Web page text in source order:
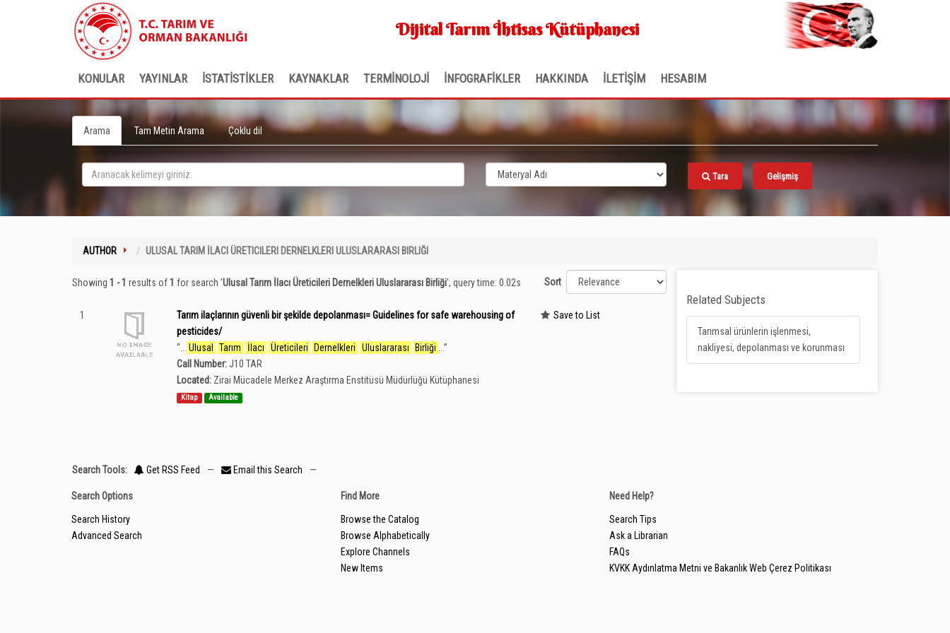
Dijital Tarım İhtisas Kütüphanesi
KONULAR YAYINLAR İSTATİSTİKLER KAYNAKLAR TERMİNOLOJİ İNFOGRAFİKLER HAKKINDA İLETİŞİM HESABIM
Arama Tam Metin Arama Çoklu dil
Tara Gelişmiş
AUTHOR ULUSAL TARIM İLACI ÜRETICILERI DERNELKLERI ULUSLARARASI BIRLIĞI
Showing 1 - 1 results of1 for search 'Ulusal Tarım İlacı Üreticileri Dernelkleri Uluslararası Birliği', query time: 0.02s Sort
1
Tarım ilaçlarının güvenli bir şekilde depolanması= Guidelines for safe warehousing of
pesticides/
“
Ulusal Tarım İlacı Üreticileri Dernelkleri Uluslararası Birliği ...”
Call Number:J10 TAR
Located: Zirai Mücadele Merkez Araştırma Enstitüsü Müdürlüğü Kütüphanesi
Kitap Available
Save to List
Search Tools: Get RSS Feed — Email this Search —
Related Subjects
Tarımsal ürünlerin işlenmesi,
nakliyesi, depolanması ve korunması
Search Options
Search History
Advanced Search
Find More
Browse the Catalog
Browse Alphabetically
Explore Channels
New Items
Need Help?
Search Tips
Ask a Librarian
FAQs
KVKK Aydınlatma Metni ve Bakanlık Web Çerez Politikası